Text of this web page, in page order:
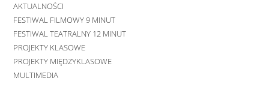
AKTUALNOŚCI
FESTIWAL FILMOWY 9 MINUT
FESTIWAL TEATRALNY 12 MINUT
PROJEKTY KLASOWE
PROJEKTY MIĘDZYKLASOWE
MULTIMEDIA